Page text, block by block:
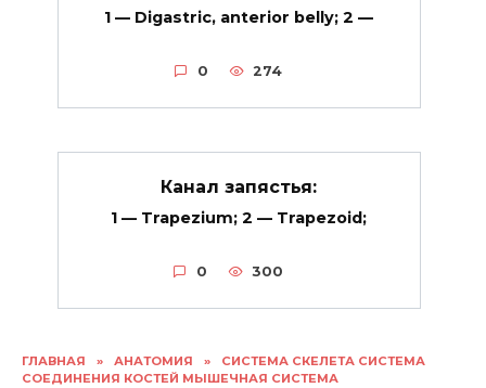
ГЛАВНАЯ » АНАТОМИЯ »
СИСТЕМА СКЕЛЕТА СИСТЕМА
СОЕДИНЕНИЯ КОСТЕЙ МЫШЕЧНАЯ СИСТЕМА
1 — Digastric, anterior belly; 2 —
0 274
Канал запястья:
1 — Trapezium; 2 — Trapezoid;
0 300